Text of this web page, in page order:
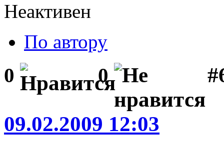
Неактивен
По автору
0 0
09.02.2009 12:03